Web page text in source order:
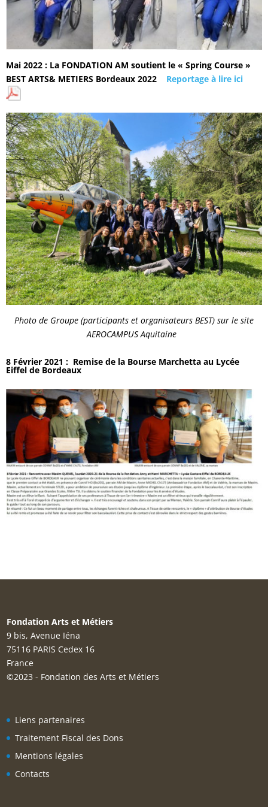
Mai 2022 : La FONDATION AM soutient le « Spring Course »
BEST ARTS& METIERS Bordeaux 2022 Reportage à lire ici
Photo de Groupe (participants et organisateurs BEST) sur le site
AEROCAMPUS Aquitaine
8 Février 2021 : Remise de la Bourse Marchetta au Lycée
Eiffel de Bordeaux
Fondation Arts et Métiers
9 bis, Avenue Iéna
75116 PARIS Cedex 16
France
©2023 - Fondation des Arts et Métiers
Liens partenaires
Traitement Fiscal des Dons
Mentions légales
Contacts